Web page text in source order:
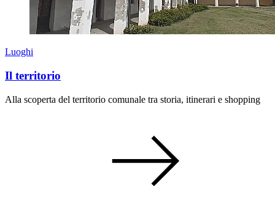
Luoghi
Il territorio
Alla scoperta del territorio comunale tra storia, itinerari e shopping